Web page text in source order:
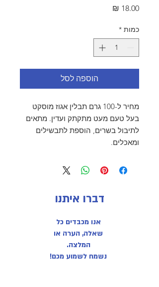
כמות *
הוספה לסל
מחיר ל-100 גרם תבלין אגוז מוסקט
בעל טעם מעט מתקתק ועדין. מתאים
לתיבול בשרים, הוספת לתבשילים
ומאכלים.
אנו מכבדים כל
שאלה, הערה או
המלצה.
נשמח לשמוע מכם!
דברו איתנו